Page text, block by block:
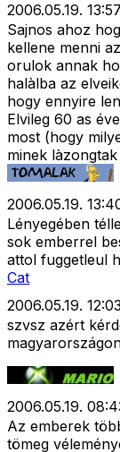
2006.05.19. 13:57
Sajnos ahoz
kellene menni
orulok annak
halàlba az
hogy ennyire
Elvileg 60 as
most (hogy
minek
2006.05.19.
Lényegében
sok emberrel
attol fuggetleul
Cat
2006.05.19. 12:03
szvsz azért
2006.05.19.
Az emberek
tömeg